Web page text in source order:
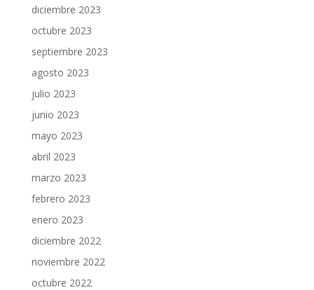
diciembre 2023
octubre 2023
septiembre 2023
agosto 2023
julio 2023
junio 2023
mayo 2023
abril 2023
marzo 2023
febrero 2023
enero 2023
diciembre 2022
noviembre 2022
octubre 2022